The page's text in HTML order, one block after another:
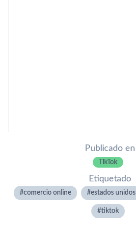
Publicado en
TikTok
Etiquetado
comercio online estados unidos
tiktok